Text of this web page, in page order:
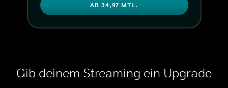
AB 34,97 MTL.
Gib deinem Streaming ein Upgrade